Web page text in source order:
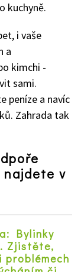
kuchyně.
i vaše
a
kimchi -
sami.
peníze a navíc
Zahrada tak
najdete v
Bylinky
Zjistěte,